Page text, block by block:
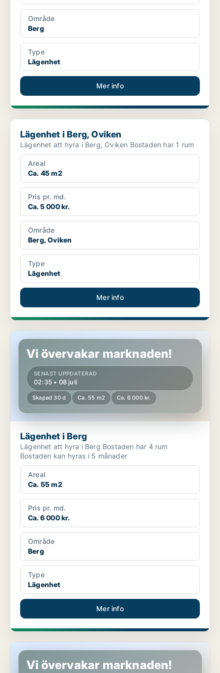
Område
Berg
Type
Lägenhet
Mer info
Lägenhet i Berg, Oviken
Lägenhet i Berg, Oviken
Lägenhet att hyra i Berg, Oviken Bostaden har 1 rum
Areal
Ca. 45 m2
Pris pr. md.
Ca. 5 000 kr.
Område
Berg, Oviken
Type
Lägenhet
Mer info
Lägenhet i Berg
Vi övervakar marknaden!
SENAST UPPDATERAD
02:35 • 08 juli
Skapad 30 d Ca. 55 m2 Ca. 6 000 kr.
Lägenhet i Berg
Lägenhet att hyra i Berg Bostaden har 4 rum
Bostaden kan hyras i 5 månader
Areal
Ca. 55 m2
Pris pr. md.
Ca. 6 000 kr.
Område
Berg
Type
Lägenhet
Mer info
Hus i Berg
Vi övervakar marknaden!